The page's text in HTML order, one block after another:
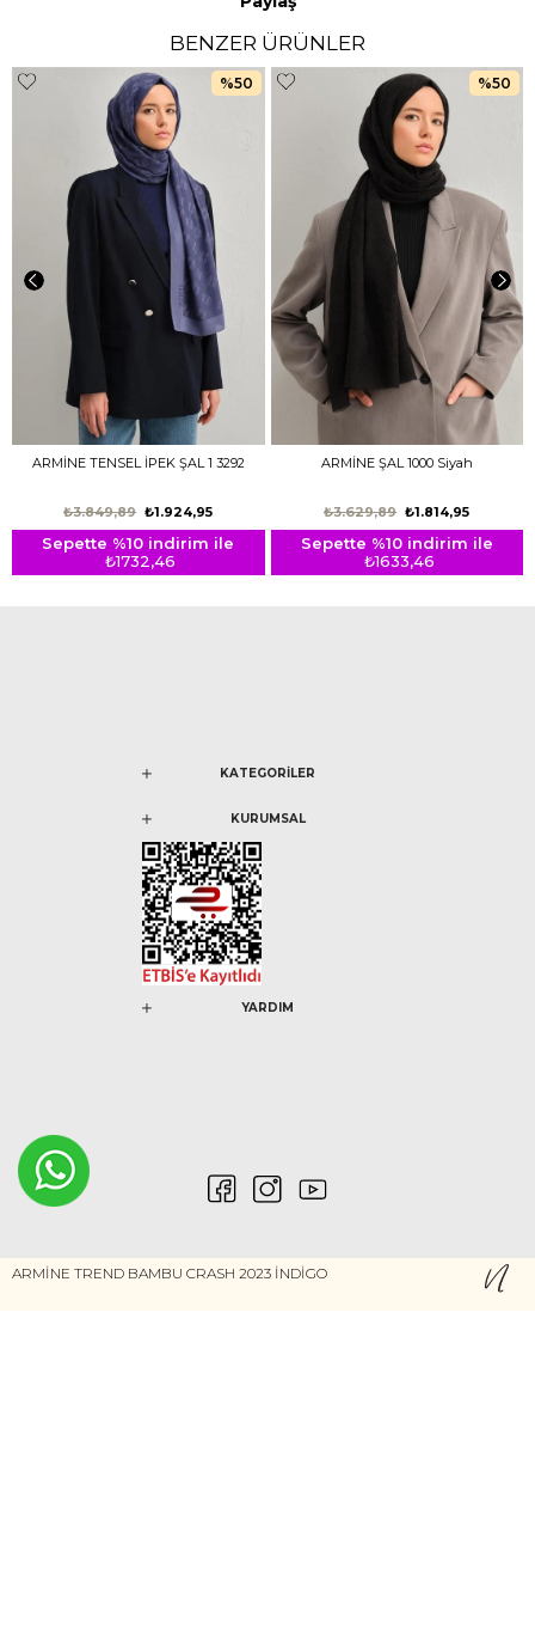
BENZER ÜRÜNLER
ARMİNE TENSEL İPEK ŞAL 1 3292
₺1.924,95
₺3.849,89
Sepette %10 indirim ile
₺1732,46
%50
ARMİNE ŞAL 1000 Siyah
₺1.814,95
₺3.629,89
Sepette %10 indirim ile
₺1633,46
%50
KATEGORİLER
KURUMSAL
YARDIM
ARMİNE TREND BAMBU CRASH 2023 İNDİGO